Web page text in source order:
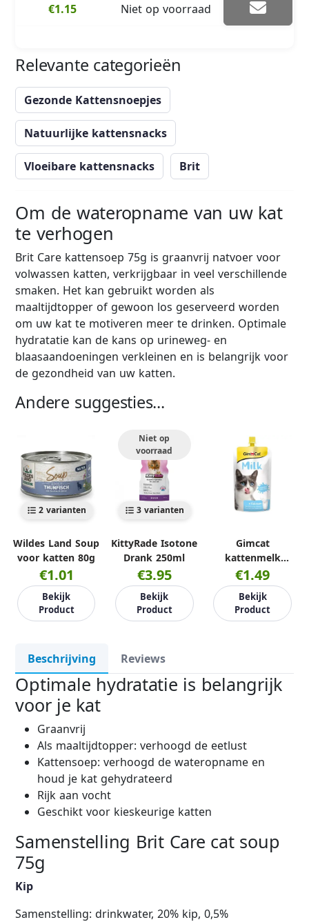
€1.15 Niet op voorraad
Relevante categorieën
Gezonde Kattensnoepjes
Natuurlijke kattensnacks
Vloeibare kattensnacks Brit
Om de wateropname van uw kat
te verhogen
Brit Care kattensoep 75g is graanvrij natvoer voor
volwassen katten, verkrijgbaar in veel verschillende
smaken. Het kan gebruikt worden als
maaltijdtopper of gewoon los geserveerd worden
om uw kat te motiveren meer te drinken. Optimale
hydratatie kan de kans op urineweg- en
blaasaandoeningen verkleinen en is belangrijk voor
de gezondheid van uw katten.
Andere suggesties...
2 varianten
Wildes Land Soup
voor katten 80g
€1.01
Bekijk
Product
Niet op
voorraad
3 varianten
KittyRade Isotone
Drank 250ml
€3.95
Bekijk
Product
Gimcat
kattenmelk
200ml
€1.49
Bekijk
Product
Beschrijving Reviews
Optimale hydratatie is belangrijk
voor je kat
Graanvrij
Als maaltijdtopper: verhoogd de eetlust
Kattensoep: verhoogd de wateropname en
houd je kat gehydrateerd
Rijk aan vocht
Geschikt voor kieskeurige katten
Samenstelling Brit Care cat soup
75g
Kip
Samenstelling: drinkwater, 20% kip, 0,5%